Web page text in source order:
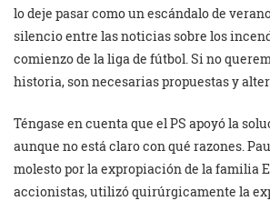
lo deje pasar como un escándalo de
silencio entre las noticias sobre los
comienzo de la liga de fútbol. Si no
historia, son necesarias propuestas y
Téngase en cuenta que el PS apoyó la
aunque no está claro con qué razones.
molesto por la expropiación de la familia
accionistas, utilizó quirúrgicamente la